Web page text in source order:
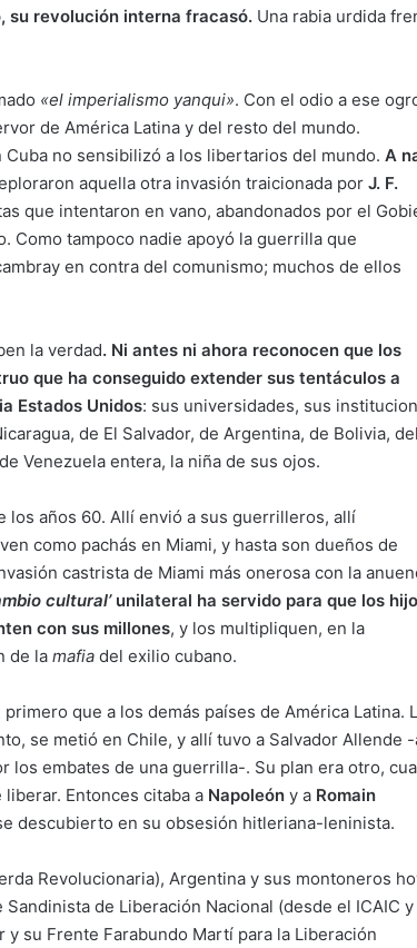
su revolución interna fracasó. Una rabia urdida
«el imperialismo yanqui». Con el odio a ese
de América Latina y del resto del mundo.
no sensibilizó a los libertarios del mundo. A
aquella otra invasión traicionada por J. F.
que intentaron en vano, abandonados por el
Como tampoco nadie apoyó la guerrilla que
en contra del comunismo; muchos de ellos
la verdad. Ni antes ni ahora reconocen que los
que ha conseguido extender sus tentáculos a
Estados Unidos: sus universidades, sus
de El Salvador, de Argentina, de Bolivia, del
Venezuela entera, la niña de sus ojos.
los años 60. Allí envió a sus guerrilleros, allí
como pachás en Miami, y hasta son dueños de
castrista de Miami más onerosa con la
cultural’unilateral ha servido para que los
con sus millones, y los multipliquen, en la
de la mafia del exilio cubano.
que a los demás países de América Latina.
se metió en Chile, y allí tuvo a Salvador Allende
los embates de una guerrilla-. Su plan era otro,
Entonces citaba a Napoleón y a Romain
descubierto en su obsesión hitleriana-leninista.
Revolucionaria), Argentina y sus montoneros
de Liberación Nacional (desde el ICAIC y
y su Frente Farabundo Martí para la Liberación